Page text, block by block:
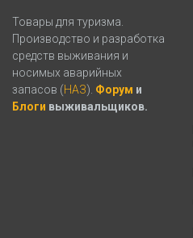
Товары для туризма.
Производство и разработка
средств выживания и
носимых аварийных
запасов (НАЗ). Форум и
Блоги выживальщиков.